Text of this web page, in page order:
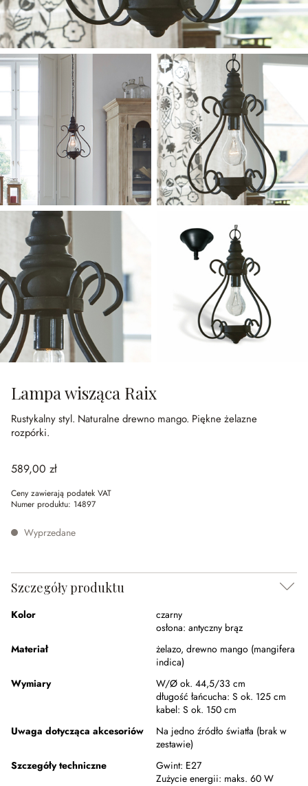
Lampa wisząca Raix
Rustykalny styl. Naturalne drewno mango. Piękne żelazne
rozpórki.
589,00 zł
Ceny zawierają podatek VAT
Numer produktu: 14897
Wyprzedane
Szczegóły produktu
Kolor
czarny
osłona: antyczny brąz
Materiał
żelazo, drewno mango (mangifera
indica)
Wymiary
W/Ø ok. 44,5/33 cm
długość łańcucha: S ok. 125 cm
kabel: S ok. 150 cm
Uwaga dotycząca akcesoriów
Na jedno źródło światła (brak w
zestawie)
Szczegóły techniczne
Gwint: E27
Zużycie energii: maks. 60 W